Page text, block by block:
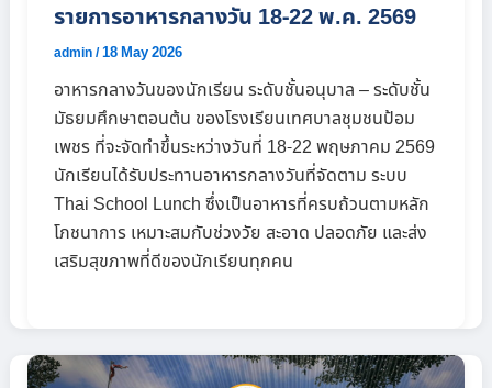
รายการอาหารกลางวัน 18-22 พ.ค. 2569
admin/18 May 2026
อาหารกลางวันของนักเรียน ระดับชั้นอนุบาล – ระดับชั้น
มัธยมศึกษาตอนต้น ของโรงเรียนเทศบาลชุมชนป้อม
เพชร ที่จะจัดทำขึ้นระหว่างวันที่ 18-22 พฤษภาคม 2569
นักเรียนได้รับประทานอาหารกลางวันที่จัดตาม ระบบ
Thai School Lunch ซึ่งเป็นอาหารที่ครบถ้วนตามหลัก
โภชนาการ เหมาะสมกับช่วงวัย สะอาด ปลอดภัย และส่ง
เสริมสุขภาพที่ดีของนักเรียนทุกคน